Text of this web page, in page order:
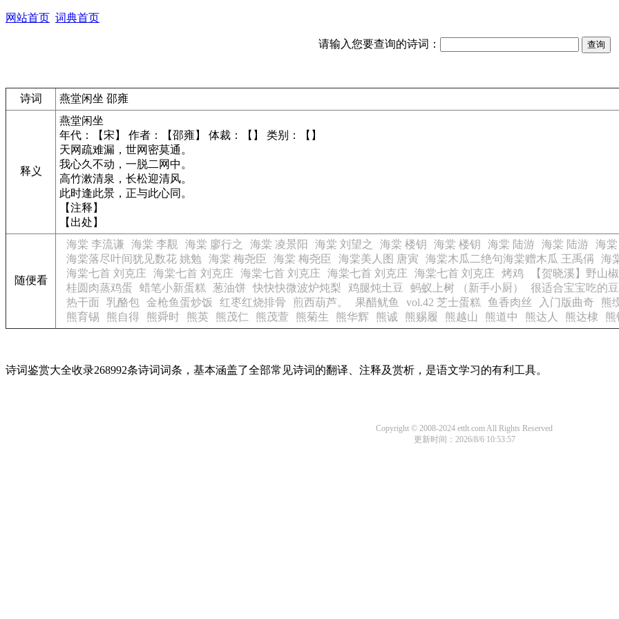
网站首页 词典首页
请输入您要查询的诗词：
诗词 燕堂闲坐 邵雍
释义
燕堂闲坐
年代：【宋】 作者：【邵雍】 体裁：【】 类别：【】
天网疏难漏，世网密莫通。
我心久不动，一脱二网中。
高竹漱清泉，长松迎清风。
此时逢此景，正与此心同。
【注释】
【出处】
随便看
海棠 李流谦 海棠 李覯 海棠 廖行之 海棠 凌景阳 海棠 刘望之 海棠 楼钥 海棠 楼钥 海棠 陆游 海棠 陆游 海
海棠落尽叶间犹见数花 姚勉 海棠 梅尧臣 海棠 梅尧臣 海棠美人图 唐寅 海棠木瓜二绝句海棠赠木瓜 王禹偁 海
海棠七首 刘克庄
海棠七首 刘克庄 海棠七首 刘克庄 海棠七首 刘克庄 海棠七首 刘克庄 烤鸡 【贺晓溪】野山
桂圆肉蒸鸡蛋
蜡笔小新蛋糕 葱油饼 快快快微波炉炖梨 鸡腿炖土豆 蚂蚁上树 （新手小厨） 很适合宝宝吃的
热干面
乳酪包 金枪鱼蛋炒饭 红枣红烧排骨 煎西葫芦。 果醋鱿鱼 vol.42 芝士蛋糕 鱼香肉丝 入门版曲奇 熊
熊育锡
熊自得 熊舜时 熊英 熊茂仁 熊茂萱 熊菊生 熊华辉 熊诚 熊赐履 熊越山 熊道中 熊达人 熊达棣 熊
诗词鉴赏大全收录268992条诗词词条，基本涵盖了全部常见诗词的翻译、注释及赏析，是语文学习的有利工具。
Copyright © 2008-2024 ettlt.com All Rights Reserved
更新时间：2026/8/6 10:53:57